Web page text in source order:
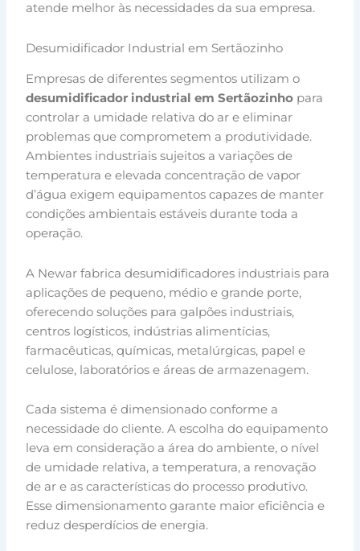
atende melhor às necessidades da sua empresa.
Desumidificador Industrial em Sertãozinho
Empresas de diferentes segmentos utilizam o
desumidificador industrial em Sertãozinho para
controlar a umidade relativa do ar e eliminar
problemas que comprometem a produtividade.
Ambientes industriais sujeitos a variações de
temperatura e elevada concentração de vapor
d’água exigem equipamentos capazes de manter
condições ambientais estáveis durante toda a
operação.
A Newar fabrica desumidificadores industriais para
aplicações de pequeno, médio e grande porte,
oferecendo soluções para galpões industriais,
centros logísticos, indústrias alimentícias,
farmacêuticas, químicas, metalúrgicas, papel e
celulose, laboratórios e áreas de armazenagem.
Cada sistema é dimensionado conforme a
necessidade do cliente. A escolha do equipamento
leva em consideração a área do ambiente, o nível
de umidade relativa, a temperatura, a renovação
de ar e as características do processo produtivo.
Esse dimensionamento garante maior eficiência e
reduz desperdícios de energia.